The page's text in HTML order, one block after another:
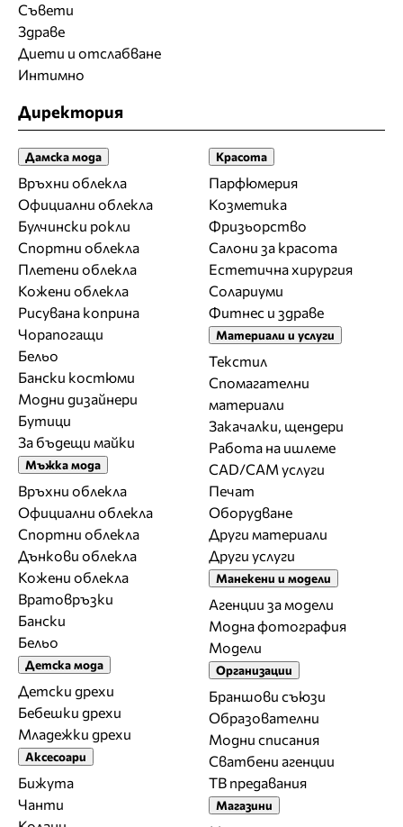
Съвети
Здраве
Диети и отслабване
Интимно
Директория
Дамска мода
Връхни облекла
Официални облекла
Булчински рокли
Спортни облекла
Плетени облекла
Кожени облекла
Рисувана коприна
Чорапогащи
Бельо
Бански костюми
Модни дизайнери
Бутици
За бъдещи майки
Мъжка мода
Връхни облекла
Официални облекла
Спортни облекла
Дънкови облекла
Кожени облекла
Вратовръзки
Бански
Бельо
Детска мода
Детски дрехи
Бебешки дрехи
Младежки дрехи
Аксесоари
Бижута
Чанти
Красота
Парфюмерия
Козметика
Фризьорство
Салони за красота
Естетична хирургия
Солариуми
Фитнес и здраве
Материали и услуги
Текстил
Спомагателни
материали
Закачалки, щендери
Работа на ишлеме
CAD/CAM услуги
Печат
Оборудване
Други материали
Други услуги
Манекени и модели
Агенции за модели
Модна фотография
Модели
Организации
Браншови съюзи
Образователни
Модни списания
Сватбени агенции
ТВ предавания
Магазини